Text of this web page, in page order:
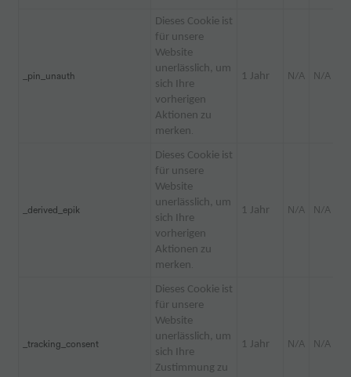
_pin_unauth
Dieses Cookie ist
für unsere
Website
unerlässlich, um
sich Ihre
vorherigen
Aktionen zu
merken.
1 Jahr N/A N/A
_derived_epik
Dieses Cookie ist
für unsere
Website
unerlässlich, um
sich Ihre
vorherigen
Aktionen zu
merken.
1 Jahr N/A N/A
_tracking_consent
Dieses Cookie ist
für unsere
Website
unerlässlich, um
sich Ihre
Zustimmung zu
1 Jahr N/A N/A